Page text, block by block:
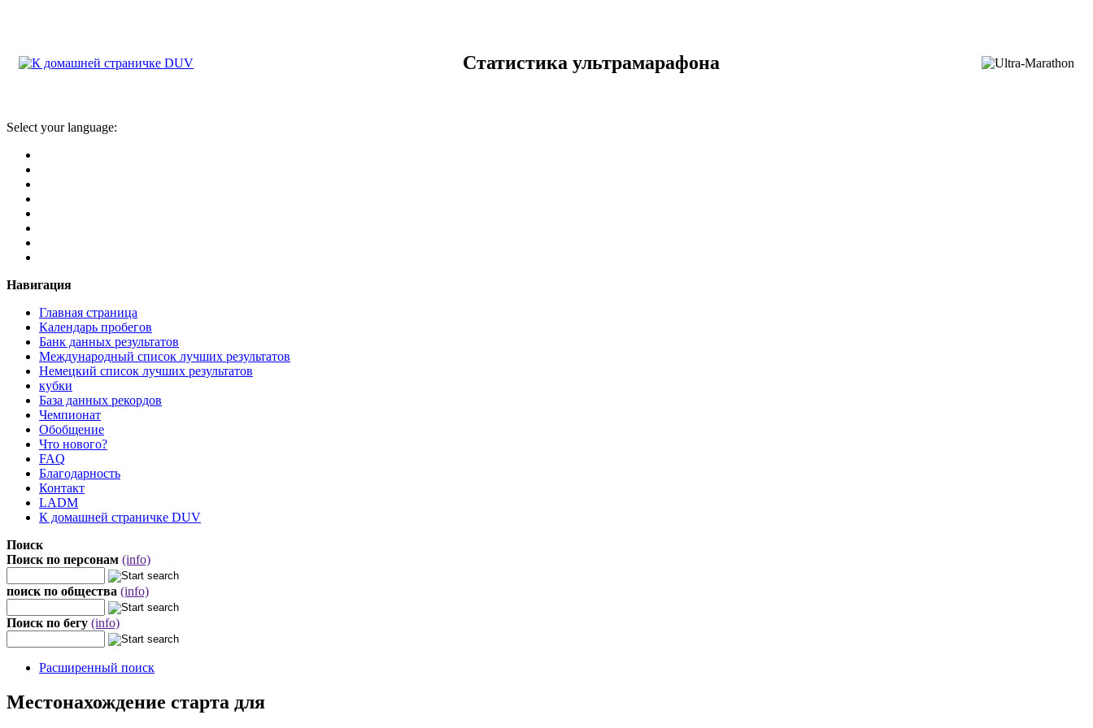
Статистика ультрамарафона
Select your language:
Навигация
Главная страница
Календарь пробегов
Банк данных результатов
Международный список лучших результатов
Немецкий список лучших результатов
кубки
База данных рекордов
Чемпионат
Обобщение
Что нового?
FAQ
Благодарность
Контакт
LADM
К домашней страничке DUV
Поиск
Поиск по персонам (info)
поиск по общества (info)
Поиск по бегу (info)
Расширенный поиск
Местонахождение старта для